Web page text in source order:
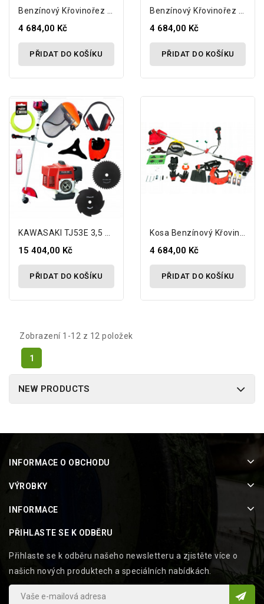
Benzínový Křovinořez Kosa GERMAN 5,2 Hp +...
4 684,00 Kč
PŘIDAT DO KOŠÍKU
Benzínový Křovinořez Kosa GERMAN 5,2 Hp +...
4 684,00 Kč
PŘIDAT DO KOŠÍKU
15 404,00 Kč
PŘIDAT DO KOŠÍKU
4 684,00 Kč
PŘIDAT DO KOŠÍKU
Zobrazení 1-12 z 12 položek
1
NEW PRODUCTS
INFORMACE O OBCHODU
VÝROBKY
INFORMACE
PŘIHLASTE SE K ODBĚRU
Přihlaste se k odběru našeho newsletteru a zjistěte více o
našich nových produktech a speciálních nabídkách.